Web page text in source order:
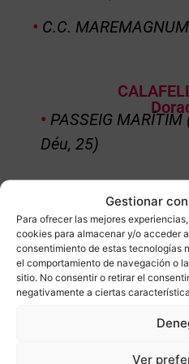
Gestionar
Para ofrecer las mejores
cookies para almacenar y/o acceder
consentimiento de estas tecnologías
el comportamiento de navegación o
sitio. No consentir o retirar el
negativamente a ciertas
Ver
• C.C.
• PASSEIG
Déu, 25)
GOYA (Avenida
•CUATRO CAMINOS
•MONCLOA (C.
C.C. LA VAGUADA(